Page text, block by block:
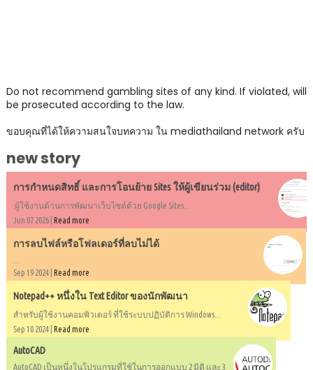
Do not recommend gambling sites of any kind. If violated, will
be prosecuted according to the law.
ขอบคุณที่ได้ให้ความสนใจบทความ ใน mediathailand network ครับ
new story
การกำหนดสิทธิ์ และการโอนย้าย Sites ให้ผู้เขียนร่วม (editor)
ผู้ใช้งานด้านการพัฒนาเว็บไซต์ด้วย Google Sites...
Jun 07 2026 | Read more
การลบไฟล์หรือโฟลเดอร์ที่ลบไม่ได้
Sep 19 2024 | Read more
Notepad++ หนึ่งใน Text Editor ของนักพัฒนา
สำหรับผู้ใช้งานคอมพิวเตอร์ ที่ใช้ระบบปฏิบัติการ Windows...
Sep 10 2024 | Read more
AutoCAD
AutoCAD เป็นหนึ่งในโปรแกรมที่ใช้ในการออกแบบ 2 มิติ และ 3